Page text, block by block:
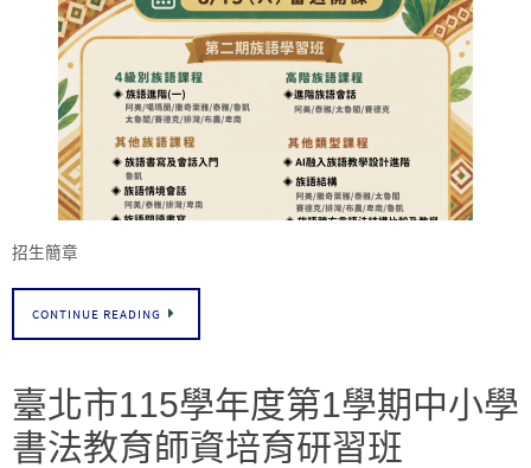
招生簡章
CONTINUE READING
臺北市115學年度第1學期中小學
書法教育師資培育研習班